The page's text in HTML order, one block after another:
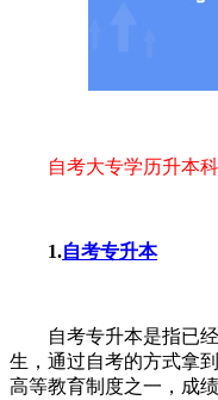
自考大专学历升本
1.自考专升本
自考专升本是指已经
生，通过自考的方式拿
高等教育制度之一，成